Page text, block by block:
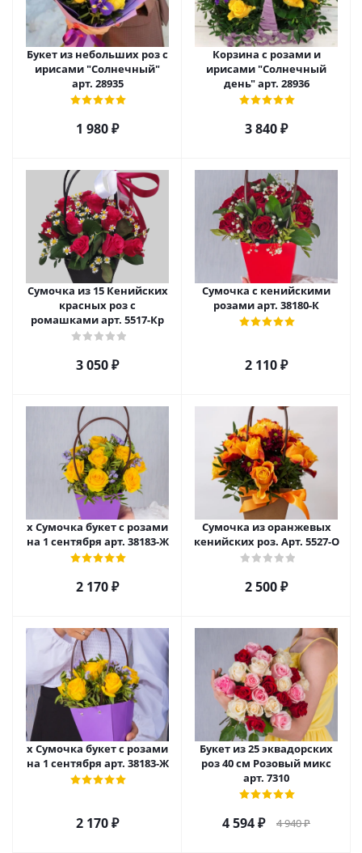
Букет из небольших роз с
ирисами "Солнечный"
арт. 28935
1 980₽
Корзина с розами и
ирисами "Солнечный
день" арт. 28936
3 840₽
Сумочка из 15 Кенийских
красных роз с
ромашками арт. 5517-Кр
3 050₽
Сумочка с кенийскими
розами арт. 38180-К
2 110₽
х Сумочка букет с розами
на 1 сентября арт. 38183-Ж
2 170₽
Сумочка из оранжевых
кенийских роз. Арт. 5527-О
2 500₽
х Сумочка букет с розами
на 1 сентября арт. 38183-Ж
2 170₽
Букет из 25 эквадорских
роз 40 см Розовый микс
арт. 7310
4 594₽ 4 940₽